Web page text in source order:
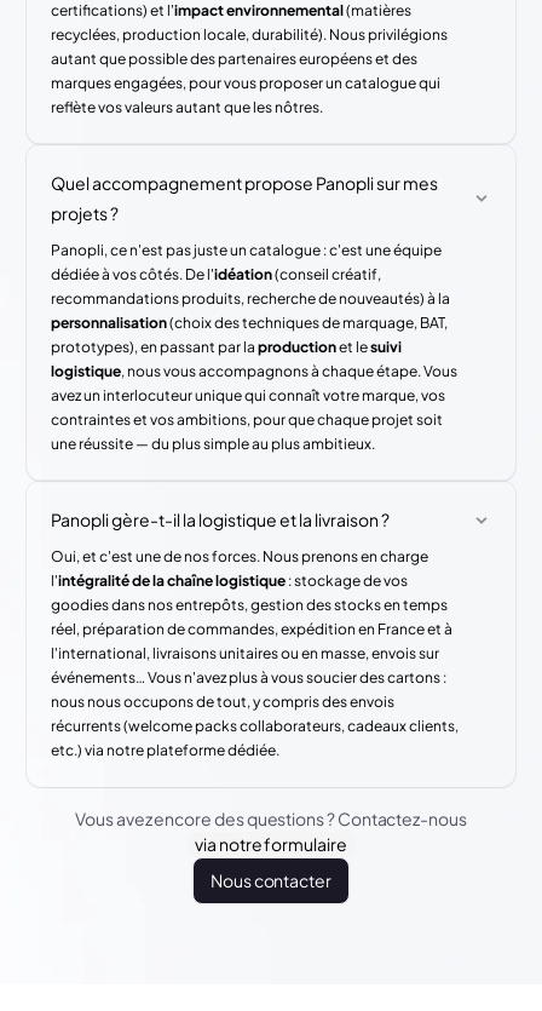
certifications) et l'impact environnemental(matières
recyclées, production locale, durabilité). Nous privilégions
autant que possible des partenaires européens et des
marques engagées, pour vous proposer un catalogue qui
reflète vos valeurs autant que les nôtres.
Quel accompagnement propose Panopli sur mes
projets ?
Panopli, ce n'est pas juste un catalogue : c'est une équipe
dédiée à vos côtés. De l'idéation(conseil créatif,
recommandations produits, recherche de nouveautés) à la
personnalisation(choix des techniques de marquage, BAT,
prototypes), en passant par laproductionet lesuivi
logistique, nous vous accompagnons à chaque étape. Vous
avez un interlocuteur unique qui connaît votre marque, vos
contraintes et vos ambitions, pour que chaque projet soit
une réussite — du plus simple au plus ambitieux.
Panopli gère-t-il la logistique et la livraison ?
Oui, et c'est une de nos forces. Nous prenons en charge
l'intégralité de la chaîne logistique : stockage de vos
goodies dans nos entrepôts, gestion des stocks en temps
réel, préparation de commandes, expédition en France et à
l'international, livraisons unitaires ou en masse, envois sur
événements… Vous n'avez plus à vous soucier des cartons :
nous nous occupons de tout, y compris des envois
récurrents (welcome packs collaborateurs, cadeaux clients,
etc.) via notre plateforme dédiée.
Vous avez encore des questions ? Contactez-nous
via notre formulaire
Nous contacter